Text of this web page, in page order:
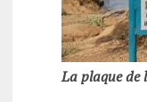
La plaque de